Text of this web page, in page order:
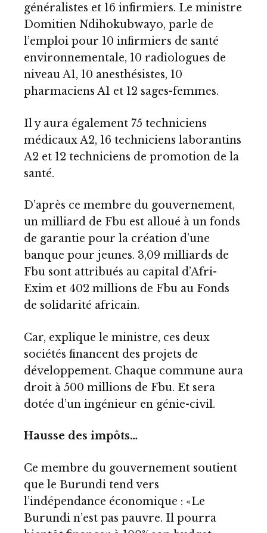
généralistes et 16 infirmiers. Le ministre
Domitien Ndihokubwayo, parle de
l’emploi pour 10 infirmiers de santé
environnementale, 10 radiologues de
niveau A1, 10 anesthésistes, 10
pharmaciens A1 et 12 sages-femmes.
Il y aura également 75 techniciens
médicaux A2, 16 techniciens laborantins
A2 et 12 techniciens de promotion de la
santé.
D’après ce membre du gouvernement,
un milliard de Fbu est alloué à un fonds
de garantie pour la création d’une
banque pour jeunes. 3,09 milliards de
Fbu sont attribués au capital d’Afri-
Exim et 402 millions de Fbu au Fonds
de solidarité africain.
Car, explique le ministre, ces deux
sociétés financent des projets de
développement. Chaque commune aura
droit à 500 millions de Fbu. Et sera
dotée d’un ingénieur en génie-civil.
Hausse des impôts…
Ce membre du gouvernement soutient
que le Burundi tend vers
l’indépendance économique : «Le
Burundi n’est pas pauvre. Il pourra